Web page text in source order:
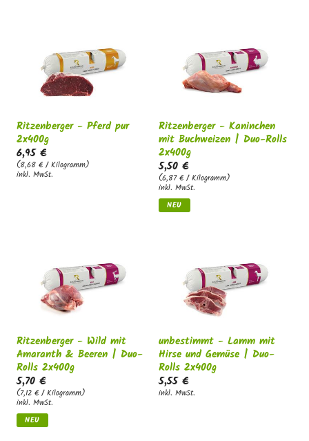
Ritzenberger - Pferd pur
2x400g
6,95 €
(8,68 € / Kilogramm)
inkl. MwSt.
Ritzenberger - Kaninchen
mit Buchweizen | Duo-Rolls
2x400g
5,50 €
(6,87 € / Kilogramm)
inkl. MwSt.
NEU
Ritzenberger - Wild mit
Amaranth & Beeren | Duo-
Rolls 2x400g
5,70 €
(7,12 € / Kilogramm)
inkl. MwSt.
NEU
unbestimmt - Lamm mit
Hirse und Gemüse | Duo-
Rolls 2x400g
5,55 €
inkl. MwSt.